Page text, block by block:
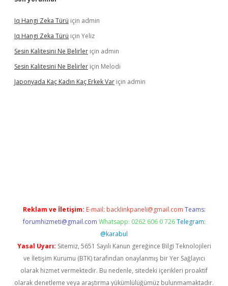
Iq Hangi Zeka Türü için admin
Iq Hangi Zeka Türü için Yeliz
Sesin Kalitesini Ne Belirler için admin
Sesin Kalitesini Ne Belirler için Melodi
Japonyada Kaç Kadın Kaç Erkek Var için admin
Reklam ve İletişim: E-mail: backlinkpaneli@gmail.com Teams:
forumhizmeti@gmail.com Whatsapp: 0262 606 0 726 Telegram:
@karabul
Yasal Uyarı: Sitemiz, 5651 Sayılı Kanun gereğince Bilgi Teknolojileri
ve İletişim Kurumu (BTK) tarafından onaylanmış bir Yer Sağlayıcı
olarak hizmet vermektedir. Bu nedenle, sitedeki içerikleri proaktif
olarak denetleme veya araştırma yükümlülüğümüz bulunmamaktadır.